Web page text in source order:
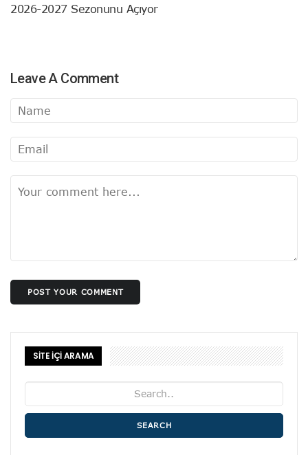
2026-2027 Sezonunu Açıyor
Leave A Comment
POST YOUR COMMENT
SİTE İÇİ ARAMA
SEARCH